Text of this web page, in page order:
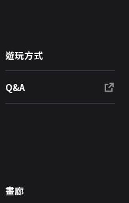
遊玩方式
Q&A
畫廊